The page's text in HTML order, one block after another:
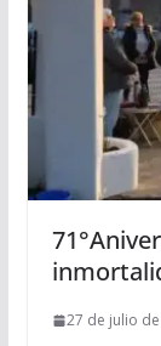
27 de julio